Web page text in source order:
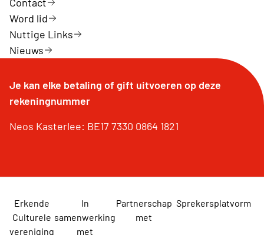
Word lid
Nuttige Links
Nieuws
Je kan elke betaling of gift uitvoeren op deze
rekeningnummer
Neos Kasterlee: BE17 7330 0864 1821
Erkende
Culturele
vereniging
In
samenwerking
met
Partnerschap
met
Sprekersplatvorm